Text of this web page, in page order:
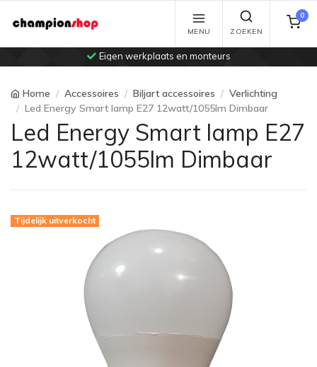
Eigen werkplaats en monteurs
MENU ZOEKEN
0
Home Accessoires Biljart accessoires
Verlichting
Led Energy Smart lamp E27 12watt/1055lm Dimbaar
Led Energy Smart lamp E27
12watt/1055lm Dimbaar
Tijdelijk uitverkocht